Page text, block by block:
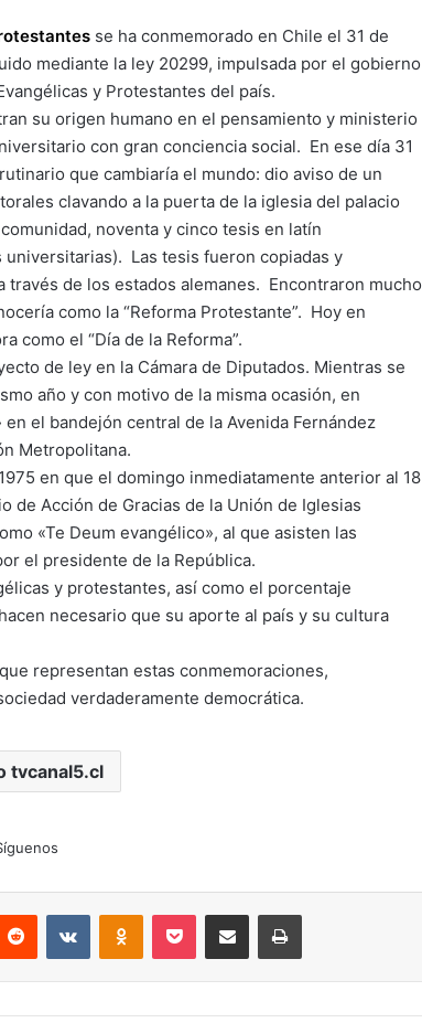
se ha conmemorado en Chile el 31 de
mediante la ley 20299,​ impulsada por el gobierno
y Protestantes del país.
su origen humano en el pensamiento y ministerio
con gran conciencia social. En ese día 31
que cambiaría el mundo: dio aviso de un
clavando a la puerta de la iglesia del palacio
noventa y cinco tesis en latín
Las tesis fueron copiadas y
de los estados alemanes. Encontraron mucho
como la “Reforma Protestante”. Hoy en
como el “Día de la Reforma”.
de ley en la Cámara de Diputados.​ Mientras se
año y con motivo de la misma ocasión, en
el bandejón central de la Avenida Fernández
Metropolitana.
en que el domingo inmediatamente anterior al 18
de Acción de Gracias de la Unión de Iglesias
«Te Deum evangélico», al que asisten las
el presidente de la República.
y protestantes, así como el porcentaje
necesario que su aporte al país y su cultura
representan estas conmemoraciones,
verdaderamente democrática.
tvcanal5.cl
Reddit VKontakteOdnoklassniki
Pocket Compartir por correo electrónicoImprimir